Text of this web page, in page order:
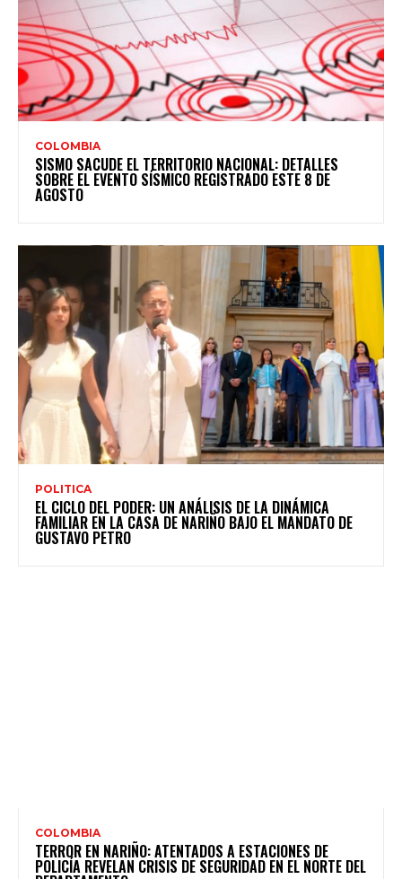
COLOMBIA
SISMO SACUDE EL TERRITORIO NACIONAL: DETALLES
SOBRE EL EVENTO SÍSMICO REGISTRADO ESTE 8 DE
AGOSTO
POLITICA
EL CICLO DEL PODER: UN ANÁLISIS DE LA DINÁMICA
FAMILIAR EN LA CASA DE NARIÑO BAJO EL MANDATO DE
GUSTAVO PETRO
COLOMBIA
TERROR EN NARIÑO: ATENTADOS A ESTACIONES DE
POLICÍA REVELAN CRISIS DE SEGURIDAD EN EL NORTE DEL